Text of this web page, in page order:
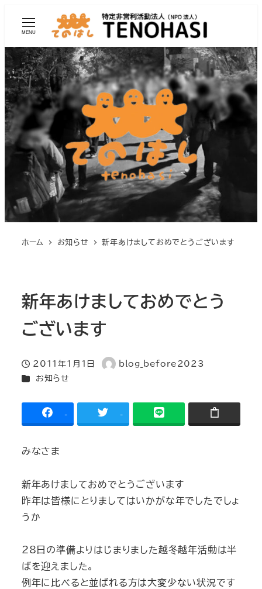
MENU
ホーム お知らせ 新年あけましておめでとうございます
新年あけましておめでとう
ございます
投稿日
2011年1月1日
著
blog_before2023
カテゴリー
お知らせ
- -
みなさま
新年あけましておめでとうございます
昨年は皆様にとりましてはいかがな年でしたでしょ
うか
28日の準備よりはじまりました越冬越年活動は半
ばを迎えました。
例年に比べると並ばれる方は大変少ない状況です